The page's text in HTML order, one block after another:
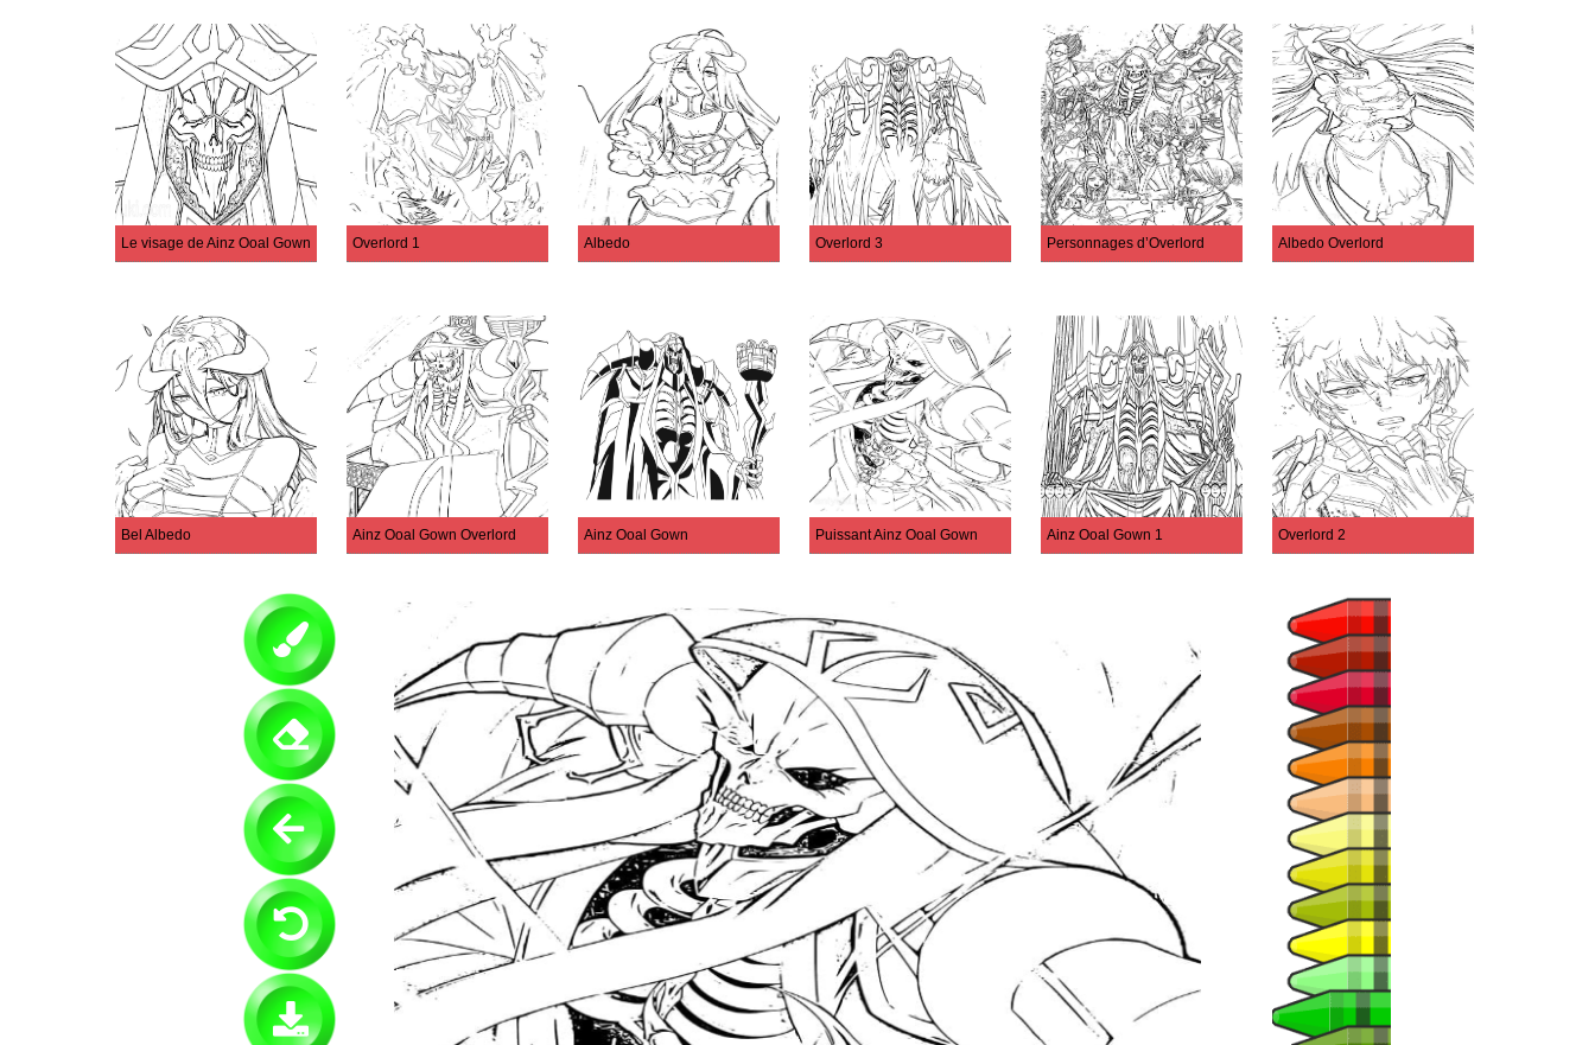
Le visage de Ainz Ooal Gown Overlord 1 Albedo Overlord 3 Personnages d’Overlord Albedo Overlord
Bel Albedo Ainz Ooal Gown Overlord Ainz Ooal Gown Puissant Ainz Ooal Gown Ainz Ooal Gown 1 Overlord 2